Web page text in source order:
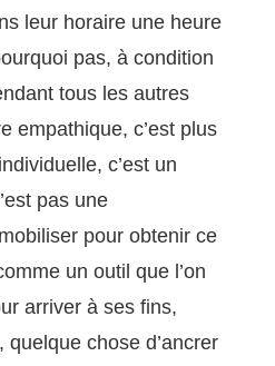
leur horaire une heure
pas, à condition
tous les autres
empathique, c’est plus
c’est un
pas une
pour obtenir ce
un outil que l’on
arriver à ses fins,
chose d’ancrer